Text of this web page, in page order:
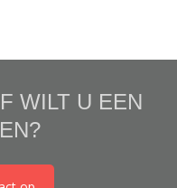
WILT U EEN